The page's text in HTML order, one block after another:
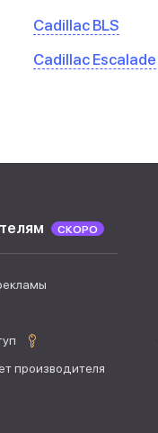
Cadillac BLS
Cadillac Escalade
СКОРО
производителя